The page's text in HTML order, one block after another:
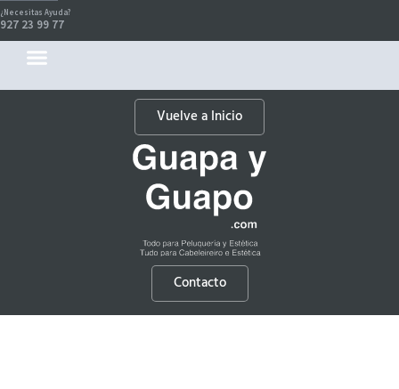
¿Necesitas Ayuda?
927 23 99 77
Vuelve a Inicio
Contacto